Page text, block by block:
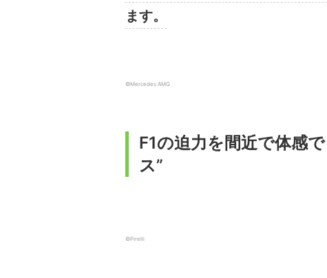
ます。
©Mercedes AMG
F1の迫力を間近で体感
ス”
©Pirelli